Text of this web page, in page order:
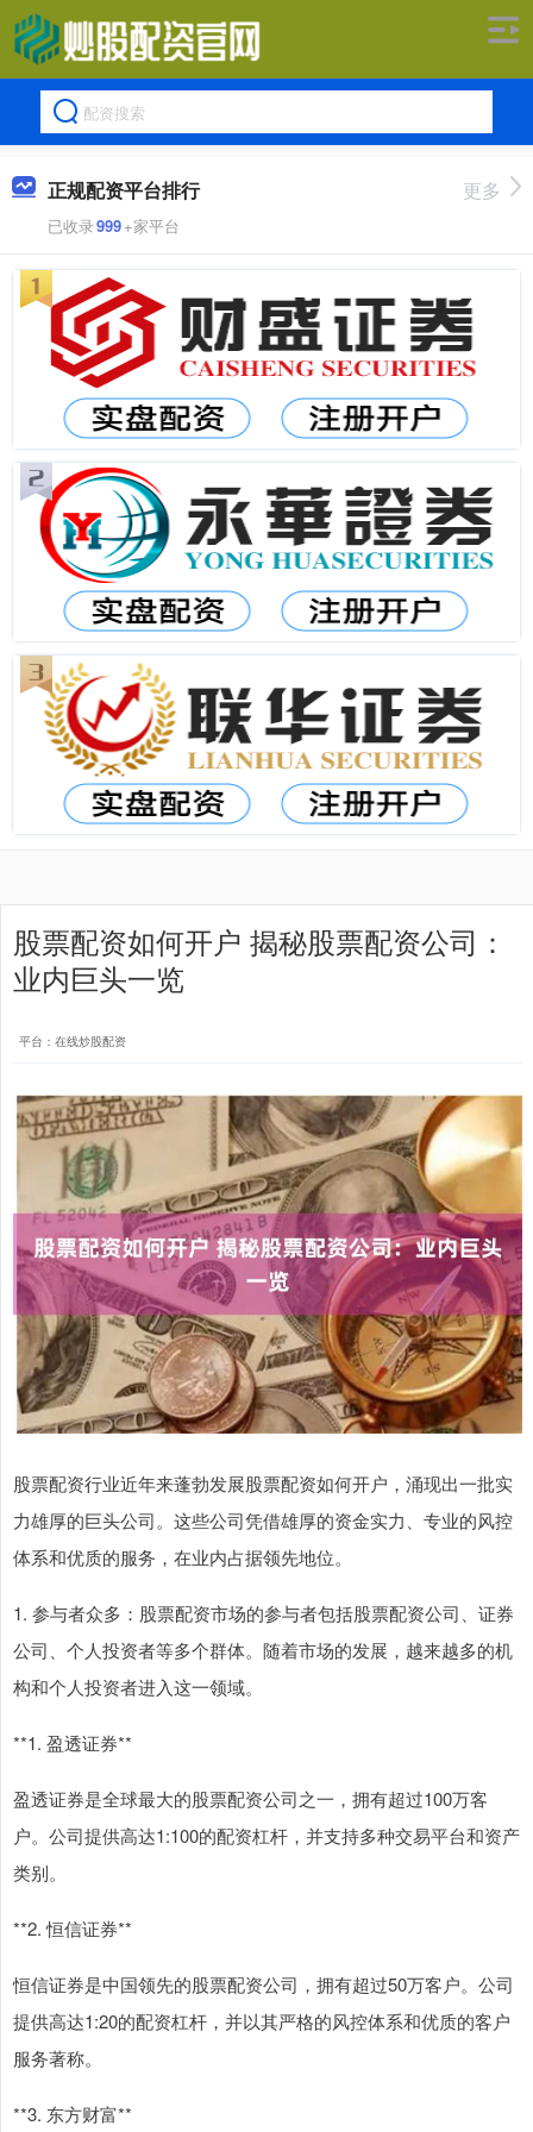
正规配资平台排行
已收录999+家平台
更多
股票配资如何开户 揭秘股票配资公司：
业内巨头一览
平台：在线炒股配资
股票配资行业近年来蓬勃发展股票配资如何开户，涌现出一批实
力雄厚的巨头公司。这些公司凭借雄厚的资金实力、专业的风控
体系和优质的服务，在业内占据领先地位。
1. 参与者众多：股票配资市场的参与者包括股票配资公司、证券
公司、个人投资者等多个群体。随着市场的发展，越来越多的机
构和个人投资者进入这一领域。
**1. 盈透证券**
盈透证券是全球最大的股票配资公司之一，拥有超过100万客
户。公司提供高达1:100的配资杠杆，并支持多种交易平台和资产
类别。
**2. 恒信证券**
恒信证券是中国领先的股票配资公司，拥有超过50万客户。公司
提供高达1:20的配资杠杆，并以其严格的风控体系和优质的客户
服务著称。
**3. 东方财富**